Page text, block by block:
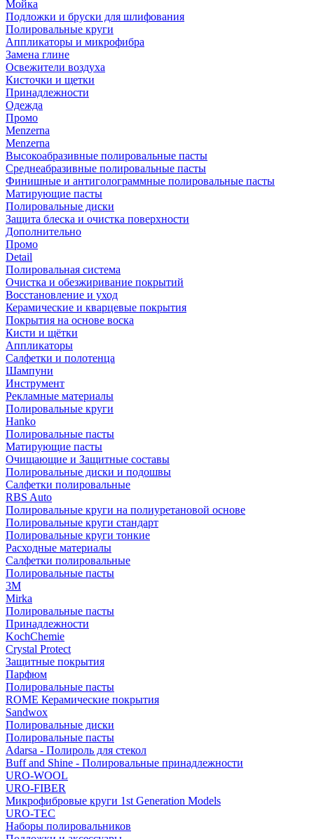
Мойка
Подложки и бруски для шлифования
Полировальные круги
Аппликаторы и микрофибра
Замена глине
Освежители воздуха
Кисточки и щетки
Принадлежности
Одежда
Промо
Menzerna
Menzerna
Высокоабразивные полировальные пасты
Среднеабразивные полировальные пасты
Финишные и антиголограммные полировальные пасты
Матирующие пасты
Полировальные диски
Защита блеска и очистка поверхности
Дополнительно
Промо
Detail
Полировальная система
Очистка и обезжиривание покрытий
Восстановление и уход
Керамические и кварцевые покрытия
Покрытия на основе воска
Кисти и щётки
Аппликаторы
Салфетки и полотенца
Шампуни
Инструмент
Рекламные материалы
Полировальные круги
Hanko
Полировальные пасты
Матирующие пасты
Очищающие и Защитные составы
Полировальные диски и подошвы
Салфетки полировальные
RBS Auto
Полировальные круги на полиуретановой основе
Полировальные круги стандарт
Полировальные круги тонкие
Расходные материалы
Салфетки полировальные
Полировальные пасты
3М
Mirka
Полировальные пасты
Принадлежности
KochChemie
Crystal Protect
Защитные покрытия
Парфюм
Полировальные пасты
ROME Керамические покрытия
Sandwox
Полировальные диски
Полировальные пасты
Adarsa - Полироль для стекол
Buff and Shine - Полировальные принадлежности
URO-WOOL
URO-FIBER
Микрофибровые круги 1st Generation Models
URO-TEC
Наборы полировальников